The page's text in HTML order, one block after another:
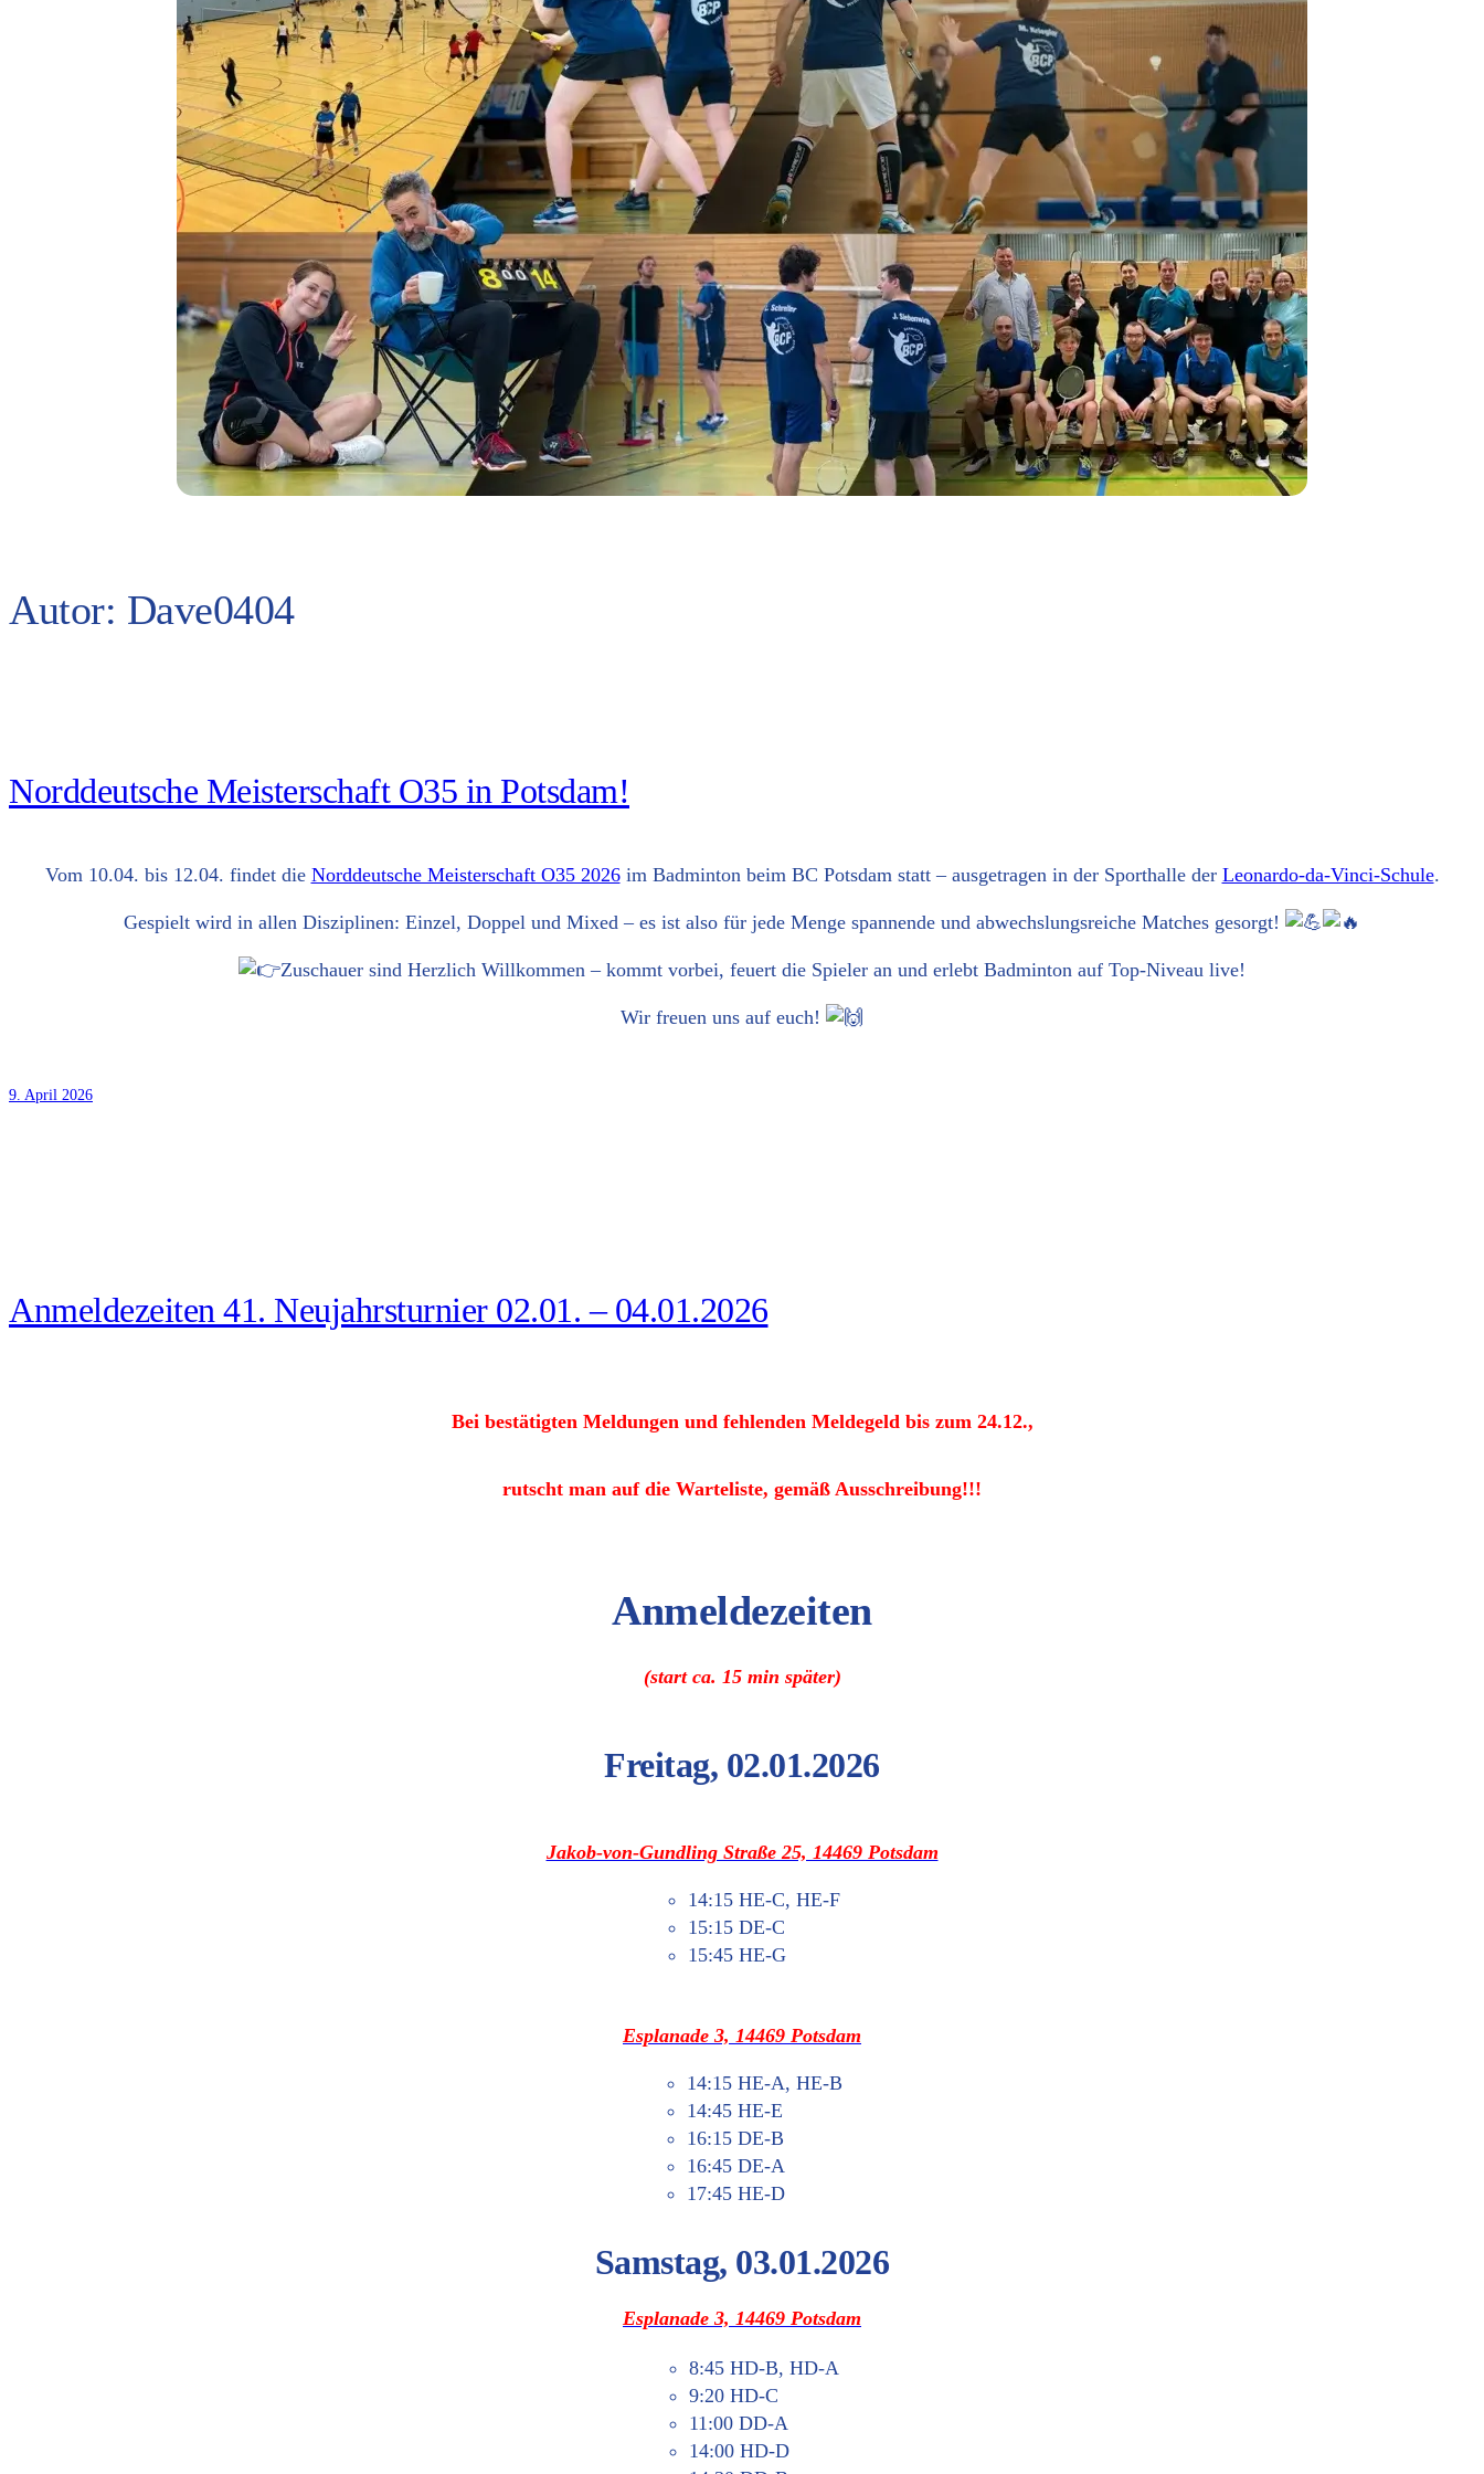
Autor: Dave0404
Nord­deut­sche Meis­ter­schaft O35 in Potsdam!
Vom 10.04. bis 12.04. fin­det die Nord­deut­sche Meis­ter­schaft O35 2026im Bad­min­ton beim BC Potsdam statt – aus­ge­tra­gen in der Sport­hal­le der Leo­nar­do-da-Vin­ci-Schu­le.
Gespielt wird in allen Dis­zi­pli­nen: Ein­zel, Dop­pel und Mixed – es ist also für jede Men­ge span­nen­de und abwechs­lungs­rei­che Matches gesorgt!
Zuschau­er sind Herz­lich Will­kom­men – kommt vor­bei, feu­ert die Spie­ler an und erlebt Bad­min­ton auf Top-Niveau live!
Wir freu­en uns auf euch!
9. April 2026
Anmel­de­zei­ten 41. Neu­jahrs­tur­nier 02.01. – 04.01.2026
Bei bestä­tig­ten Mel­dun­gen und feh­len­den Mel­de­geld bis zum 24.12.,
rutscht man auf die War­te­lis­te, gemäß Ausschreibung!!!
Anmel­de­zei­ten
(start ca. 15 min später)
Freitag, 02.01.2026
Jakob-von-Gund­ling Stra­ße 25, 14469 Potsdam
14:15 HE‑C, HE‑F
15:15 DE‑C
15:45 HE‑G
Espla­na­de 3, 14469 Potsdam
14:15 HE‑A, HE‑B
14:45 HE‑E
16:15 DE‑B
16:45 DE‑A
17:45 HE‑D
Sams­tag, 03.01.2026
Espla­na­de 3, 14469 Potsdam
8:45 HD‑B, HD‑A
9:20 HD‑C
11:00 DD‑A
14:00 HD‑D